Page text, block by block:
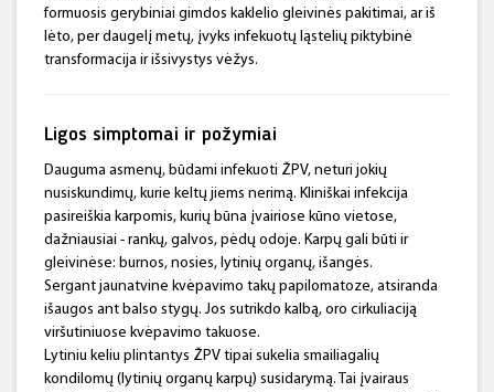
formuosis gerybiniai gimdos kaklelio gleivinės pakitimai, ar iš
lėto, per daugelį metų, įvyks infekuotų ląstelių piktybinė
transformacija ir išsivystys vėžys.
Ligos simptomai ir požymiai
Dauguma asmenų, būdami infekuoti ŽPV, neturi jokių
nusiskundimų, kurie keltų jiems nerimą. Kliniškai infekcija
pasireiškia karpomis, kurių būna įvairiose kūno vietose,
dažniausiai - rankų, galvos, pėdų odoje. Karpų gali būti ir
gleivinėse: burnos, nosies, lytinių organų, išangės.
Sergant jaunatvine kvėpavimo takų papilomatoze, atsiranda
išaugos ant balso stygų. Jos sutrikdo kalbą, oro cirkuliaciją
viršutiniuose kvėpavimo takuose.
Lytiniu keliu plintantys ŽPV tipai sukelia smailiagalių
kondilomų (lytinių organų karpų) susidarymą. Tai įvairaus